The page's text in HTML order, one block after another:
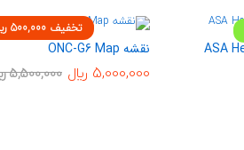
تخفیف 500,000
نقشه ONC-G6 Map
5,000,000 ﷼ 5,500,000